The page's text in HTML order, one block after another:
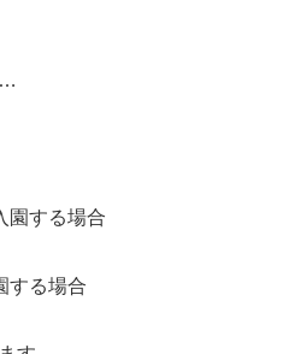
…
園する場合
する場合